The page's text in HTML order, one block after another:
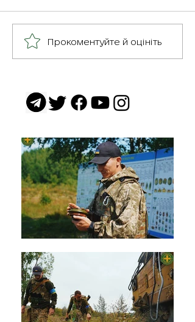
Військовослужбовець з
псевдо «Чех» з батальйону
Прокоментуйте й оцініть